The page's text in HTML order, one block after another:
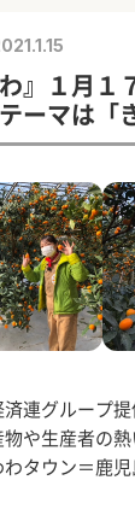
』１月１
ーマは「
済連グループ提
や生産者の
タウン＝鹿